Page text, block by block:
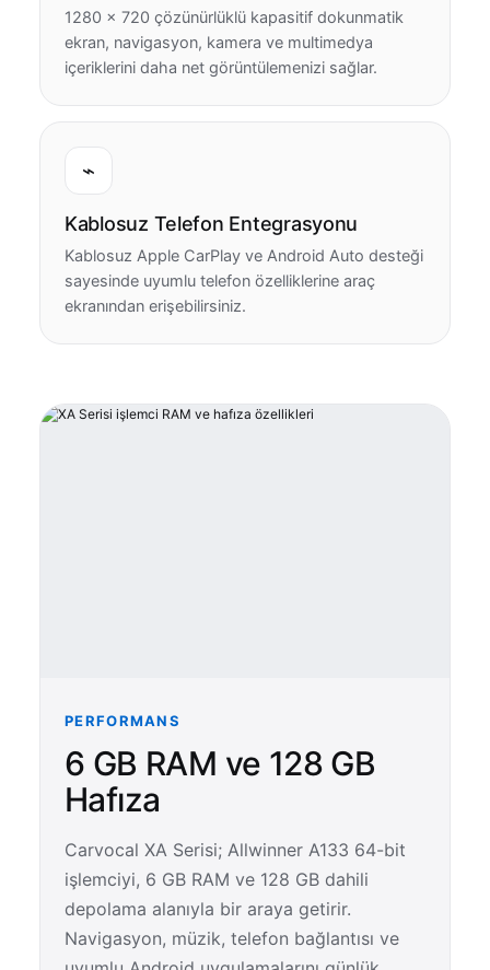
1280 × 720 çözünürlüklü kapasitif dokunmatik
ekran, navigasyon, kamera ve multimedya
içeriklerini daha net görüntülemenizi sağlar.
⌁
Kablosuz Telefon Entegrasyonu
Kablosuz Apple CarPlay ve Android Auto desteği
sayesinde uyumlu telefon özelliklerine araç
ekranından erişebilirsiniz.
PERFORMANS
6 GB RAM ve 128 GB
Hafıza
Carvocal XA Serisi; Allwinner A133 64-bit
işlemciyi, 6 GB RAM ve 128 GB dahili
depolama alanıyla bir araya getirir.
Navigasyon, müzik, telefon bağlantısı ve